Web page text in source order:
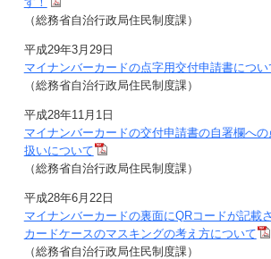
（総務省自治行政局住民制度課）
平成29年3月29日
マイナンバーカードの点字用交付申請書につい
（総務省自治行政局住民制度課）
平成28年11月1日
マイナンバーカードの交付申請書の自署欄へ
扱いについて
（総務省自治行政局住民制度課）
平成28年6月22日
マイナンバーカードの裏面にQRコードが記載
カードケースのマスキングの考え方について
（総務省自治行政局住民制度課）